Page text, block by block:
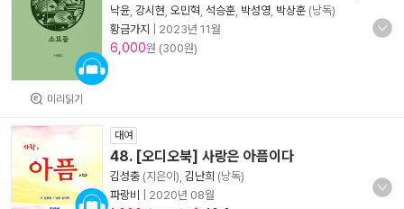
미리읽기
낙윤 강시현 오민혁 석승훈 박성영 박상훈 (낭독)
황금가지
2023년 11월
6,000원 (300원)
대여
48. [오디오북] 사랑은 아픔이다
김성충 (지은이), 김난희 (낭독)
파랑비
2020년 08월